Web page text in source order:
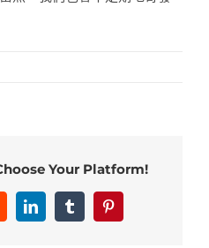
Your Platform!
LinkedInTumblrPinterest